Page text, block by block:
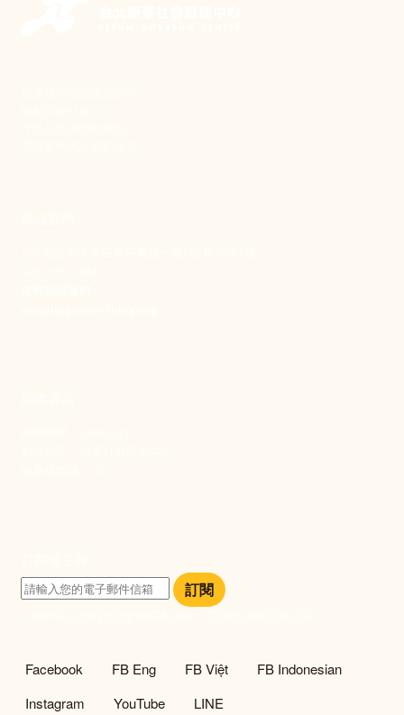
訂閱
社群選單
Facebook FB Eng FB Việt
FB Indonesian
Instagram
YouTube LINE